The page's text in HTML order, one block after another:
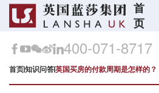
首
页
400-071-8717
首页知识问答英国买房的付款周期是怎样的？